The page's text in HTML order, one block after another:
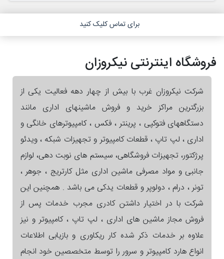
برای تماس کلیک کنید
فروشگاه اینترنتی نیکروزان
شرکت نیکروزان غرب با بیش از چهار دهه فعالیت یکی از
بزرگترین مراکز خرید و فروش ماشینهای اداری مانند
دستگاههای فتوکپی ، پرینتر ، فکس ، کامپیوترهای خانگی و
اداری ، لپ تاپ ، قطعات کامپیوتر و تجهیزات شبکه ، ویدئو
پرژکتور، تجهیزات فروشگاهی، سیستم های نوبت دهی، لوازم
جانبی و مواد مصرفی ماشین اداری مثل کارتریج ، جوهر ،
تونر ، درام ، دولوپر و قطعات یدکی می باشد . همچنین این
شرکت با در اختیار داشتن کادری مجرب خدمات پس از
فروش مجاز ماشین های اداری ، لپ تاپ ، کامپیوتر و نیز
علاوه بر خدمات ذکر شده کار ریکاوری و بازیابی اطلاعات
انواع هارد کامپیوتر و سرور را توسط متخصصین خود انجام